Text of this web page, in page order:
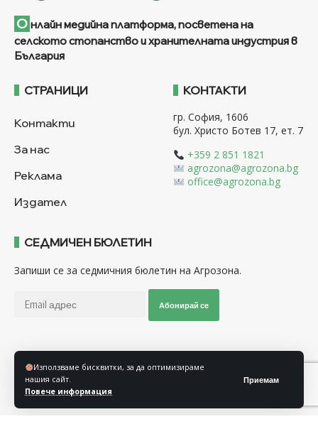
Използваме бисквитки, за да оптимизираме
нашия сайт.
Повече информация
Приемам
О нлайн медийна платформа, посветена на
селското стопанство и хранителната индустрия в
България
СТРАНИЦИ
Контакти
За нас
Реклама
Издател
КОНТАКТИ
гр. София, 1606
бул. Христо Ботев 17, ет. 7
+359 2 851 1821
agrozona@agrozona.bg
office@agrozona.bg
СЕДМИЧЕН БЮЛЕТИН
Запиши се за седмичния бюлетин на Агрозона.
Абонирай се
Последвайте ни